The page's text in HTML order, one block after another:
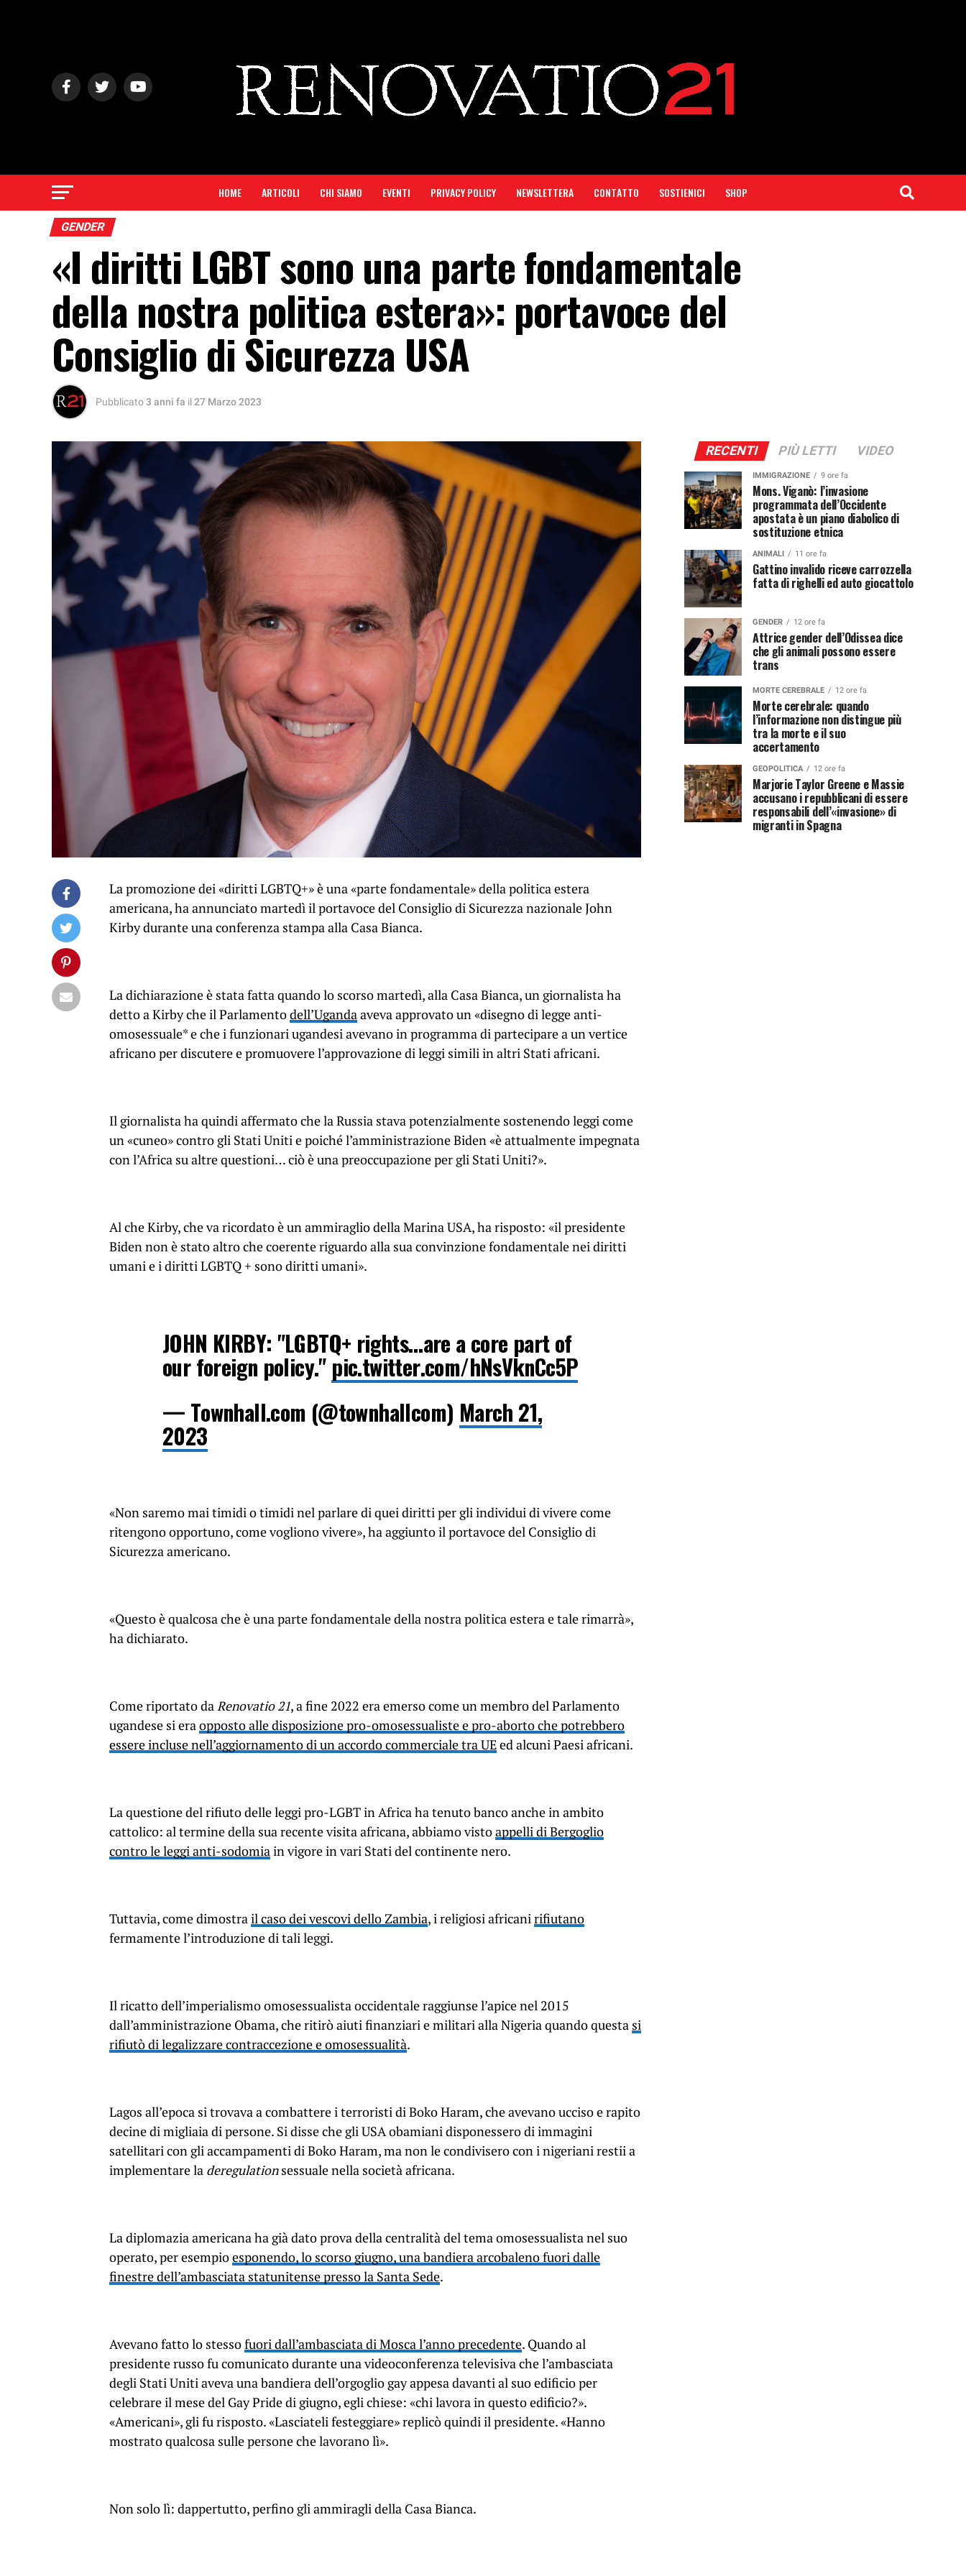
HOME ARTICOLI CHI SIAMO EVENTI PRIVACY POLICY NEWSLETTERA CONTATTO SOSTIENICI SHOP
GENDER
«I diritti LGBT sono una parte fondamentale
della nostra politica estera»: portavoce del
Consiglio di Sicurezza USA
Pubblicato3 anni fa il27 Marzo 2023
La promozione dei «diritti LGBTQ+» è una «parte fondamentale» della politica estera
americana, ha annunciato martedì il portavoce del Consiglio di Sicurezza nazionale John
Kirby durante una conferenza stampa alla Casa Bianca.
La dichiarazione è stata fatta quando lo scorso martedì, alla Casa Bianca, un giornalista ha
detto a Kirby che il Parlamentodell’Ugandaaveva approvato un «disegno di legge anti-
omosessuale* e che i funzionari ugandesi avevano in programma di partecipare a un vertice
africano per discutere e promuovere l’approvazione di leggi simili in altri Stati africani.
Il giornalista ha quindi affermato che la Russia stava potenzialmente sostenendo leggi come
un «cuneo» contro gli Stati Uniti e poiché l’amministrazione Biden «è attualmente impegnata
con l’Africa su altre questioni… ciò è una preoccupazione per gli Stati Uniti?».
Al che Kirby, che va ricordato è un ammiraglio della Marina USA, ha risposto: «il presidente
Biden non è stato altro che coerente riguardo alla sua convinzione fondamentale nei diritti
umani e i diritti LGBTQ + sono diritti umani».
JOHN KIRBY: "LGBTQ+ rights…are a core part of
our foreign policy." pic.twitter.com/hNsVknCc5P
— Townhall.com (@townhallcom) March 21,
2023
«Non saremo mai timidi o timidi nel parlare di quei diritti per gli individui di vivere come
ritengono opportuno, come vogliono vivere», ha aggiunto il portavoce del Consiglio di
Sicurezza americano.
«Questo è qualcosa che è una parte fondamentale della nostra politica estera e tale rimarrà»,
ha dichiarato.
Come riportato daRenovatio 21, a fine 2022 era emerso come un membro del Parlamento
ugandese si eraopposto alle disposizione pro-omosessualiste e pro-aborto che potrebbero
essere incluse nell’aggiornamento di un accordo commerciale tra UEed alcuni Paesi africani.
La questione del rifiuto delle leggi pro-LGBT in Africa ha tenuto banco anche in ambito
cattolico: al termine della sua recente visita africana, abbiamo vistoappelli di Bergoglio
contro le leggi anti-sodomiain vigore in vari Stati del continente nero.
Tuttavia, come dimostrail caso dei vescovi dello Zambia, i religiosi africanirifiutano
fermamente l’introduzione di tali leggi.
Il ricatto dell’imperialismo omosessualista occidentale raggiunse l’apice nel 2015
dall’amministrazione Obama, che ritirò aiuti finanziari e militari alla Nigeria quando questa si
rifiutò di legalizzare contraccezione e omosessualità.
Lagos all’epoca si trovava a combattere i terroristi di Boko Haram, che avevano ucciso e rapito
decine di migliaia di persone. Si disse che gli USA obamiani disponessero di immagini
satellitari con gli accampamenti di Boko Haram, ma non le condivisero con i nigeriani restii a
implementare la deregulationsessuale nella società africana.
La diplomazia americana ha già dato prova della centralità del tema omosessualista nel suo
operato, per esempioesponendo, lo scorso giugno, una bandiera arcobaleno fuori dalle
finestre dell’ambasciata statunitense presso la Santa Sede.
Avevano fatto lo stessofuori dall’ambasciata di Mosca l’anno precedente. Quando al
presidente russo fu comunicato durante una videoconferenza televisiva che l’ambasciata
degli Stati Uniti aveva una bandiera dell’orgoglio gay appesa davanti al suo edificio per
celebrare il mese del Gay Pride di giugno, egli chiese: «chi lavora in questo edificio?».
«Americani», gli fu risposto. «Lasciateli festeggiare» replicò quindi il presidente. «Hanno
mostrato qualcosa sulle persone che lavorano lì».
Non solo lì: dappertutto, perfino gli ammiragli della Casa Bianca.
RECENTI PIÙ LETTI VIDEO
IMMIGRAZIONE 9 ore fa
Mons. Viganò: l’invasione
programmata dell’Occidente
apostata è un piano diabolico di
sostituzione etnica
ANIMALI 11 ore fa
Gattino invalido riceve carrozzella
fatta di righelli ed auto giocattolo
GENDER 12 ore fa
Attrice gender dell’Odissea dice
che gli animali possono essere
trans
MORTE CEREBRALE 12 ore fa
Morte cerebrale: quando
l’informazione non distingue più
tra la morte e il suo
accertamento
GEOPOLITICA 12 ore fa
Marjorie Taylor Greene e Massie
accusano i repubblicani di essere
responsabili dell’«invasione» di
migranti in Spagna